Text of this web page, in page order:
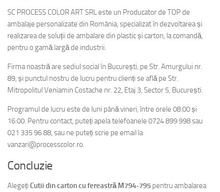
SC PROCESS COLOR ART SRL este un Producator de TOP de
ambalaje personalizate din România, specializat în dezvoltarea și
realizarea de soluții de ambalare din plastic și carton, la comandă,
pentru o gamă largă de industrii.
Firma noastră are sediul social în București, pe Str. Amurgului nr.
89, și punctul nostru de lucru pentru clienți se află pe Str.
Mitropolitul Veniamin Costache nr. 22, Etaj 3, Sector 5, București.
Programul de lucru este de luni până vineri, între orele 08:00 și
16:00. Pentru contact, puteți apela telefoanele 0724 899 998 sau
021 335 96 88, sau ne puteți scrie pe email la
vanzari@processcolor.ro.
Concluzie
Alegeți Cutii din carton cu fereastră M794-795 pentru ambalarea